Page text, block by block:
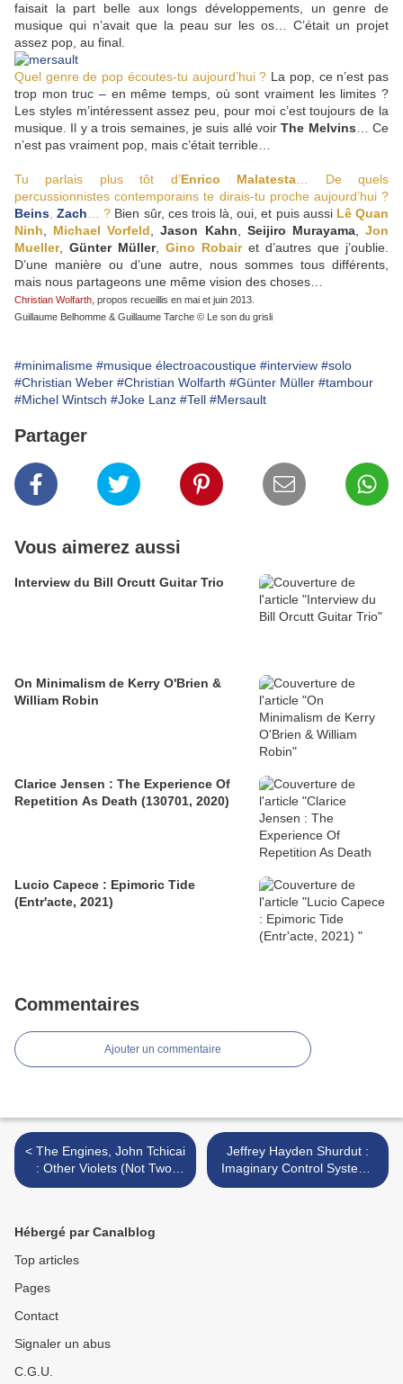
faisait la part belle aux longs développements, un genre de
musique qui n’avait que la peau sur les os… C’était un projet
assez pop, au final.
Quel genre de pop écoutes-tu aujourd’hui ? La pop, ce n’est pas
trop mon truc – en même temps, où sont vraiment les limites ?
Les styles m’intéressent assez peu, pour moi c’est toujours de la
musique. Il y a trois semaines, je suis allé voirThe Melvins … Ce
n’est pas vraiment pop, mais c’était terrible…
Tu parlais plus tôt d’Enrico Malatesta … De quels
percussionnistes contemporains te dirais-tu proche aujourd’hui ?
Beins ,Zach … ? Bien sûr, ces trois là, oui, et puis aussi Lê Quan
Ninh
Michael Vorfeld ,Jason Kahn Seijiro Murayama,
Jon
Mueller, Günter Müller, Gino Robair et d’autres que j’oublie.
D’une manière ou d’une autre, nous sommes tous différents,
mais nous partageons une même vision des choses…
Christian Wolfarth , propos recueillis en mai et juin 2013.
Guillaume Belhomme & Guillaume Tarche © Le son du grisli
#minimalisme #musique électroacoustique #interview #solo
#Christian Weber #Christian Wolfarth #Günter Müller #tambour
#Michel Wintsch #Joke Lanz #Tell #Mersault
Partager
Vous aimerez aussi
Interview du Bill Orcutt Guitar Trio
On Minimalism de Kerry O'Brien &
William Robin
Clarice Jensen : The Experience Of
Repetition As Death (130701, 2020)
Lucio Capece : Epimoric Tide
(Entr'acte, 2021)
Commentaires
Ajouter un commentaire
< The Engines, John Tchicai
: Other Violets (Not Two,
2013)
Jeffrey Hayden Shurdut :
Imaginary Control Systems
(JaZt Tapes, 2011) >
Hébergé par Canalblog
Top articles
Pages
Contact
Signaler un abus
C.G.U.